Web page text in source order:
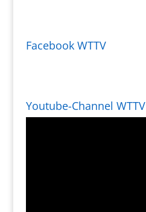
Facebook WTTV
Youtube-Channel WTTV